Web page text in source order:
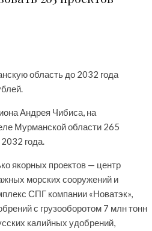
область до 2032 года
Андрея Чибиса, на
Мурманской области 265
года.
якорных проектов — центр
морских сооружений и
СПГ компании «Новатэк»,
с грузооборотом 7 млн тонн
калийных удобрений,